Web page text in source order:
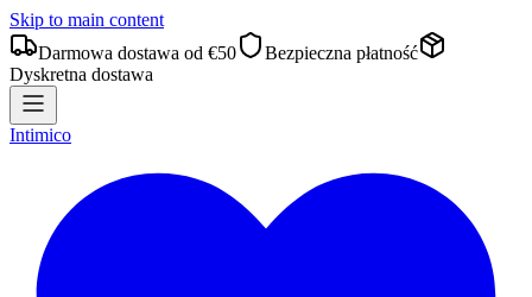
Skip to main content
Darmowa dostawa od €50
Bezpieczna płatność
Dyskretna dostawa
Intimico